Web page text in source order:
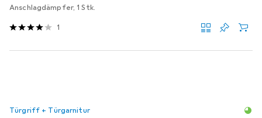
Anschlagdämpfer, 1 Stk.
1
Türgriff + Türgarnitur